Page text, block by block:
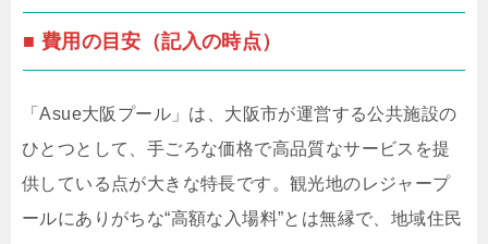
■ 費用の目安（記入の時点）
「Asue大阪プール」は、大阪市が運営する公共施設の
ひとつとして、手ごろな価格で高品質なサービスを提
供している点が大きな特長です。観光地のレジャープ
ールにありがちな“高額な入場料”とは無縁で、地域住民